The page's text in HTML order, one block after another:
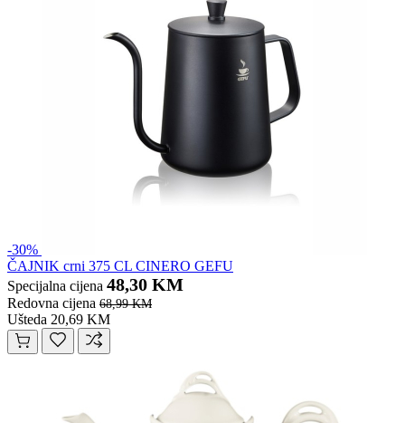
-30%
ČAJNIK crni 375 CL CINERO GEFU
Specijalna cijena 48,30 KM
Redovna cijena 68,99 KM
Ušteda 20,69 KM